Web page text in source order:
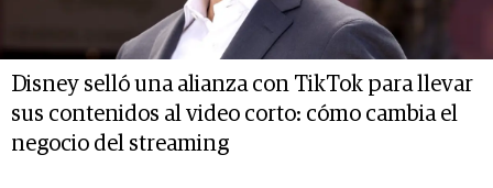
Disney selló una alianza con TikTok para llevar
sus contenidos al video corto: cómo cambia el
negocio del streaming